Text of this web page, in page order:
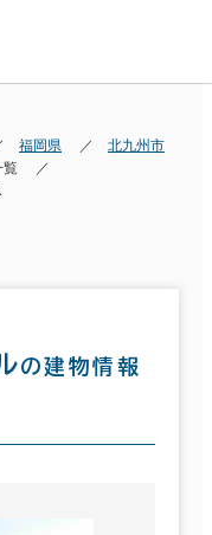
福岡県
北九州市
覧
の建物情報